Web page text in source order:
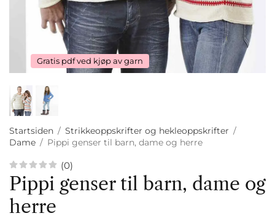
Gratis pdf ved kjøp av garn
Startsiden / Strikkeoppskrifter og hekleoppskrifter /
Dame / Pippi genser til barn, dame og herre
(0)
Pippi genser til barn, dame og
herre